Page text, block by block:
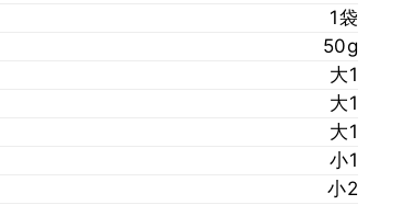
1袋
50g
大1
大1
大1
小1
小2